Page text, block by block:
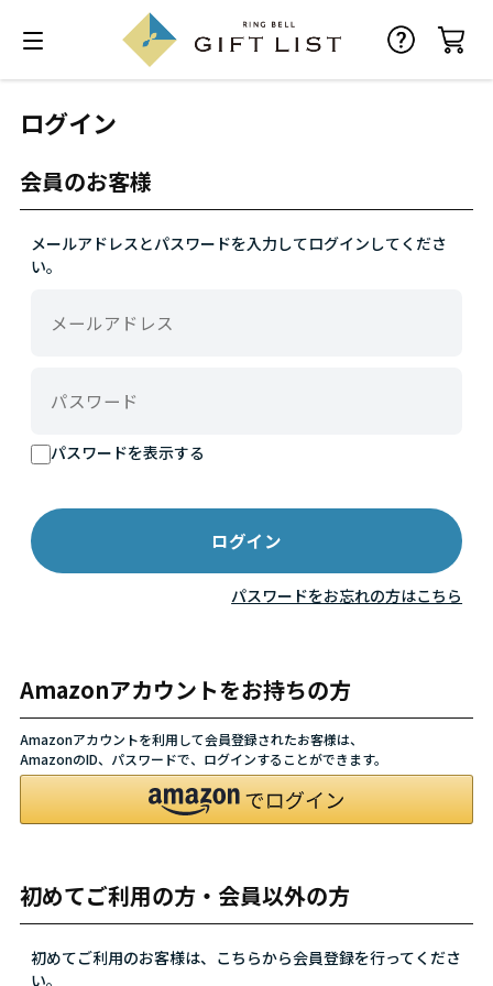
ログイン
会員のお客様
メールアドレスとパスワードを入力してログインしてくださ
い。
パスワードを表示する
パスワードをお忘れの方はこちら
Amazonアカウントをお持ちの方
Amazonアカウントを利用して会員登録されたお客様は、
AmazonのID、パスワードで、ログインすることができます。
初めてご利用の方・会員以外の方
初めてご利用のお客様は、こちらから会員登録を行ってくださ
い。